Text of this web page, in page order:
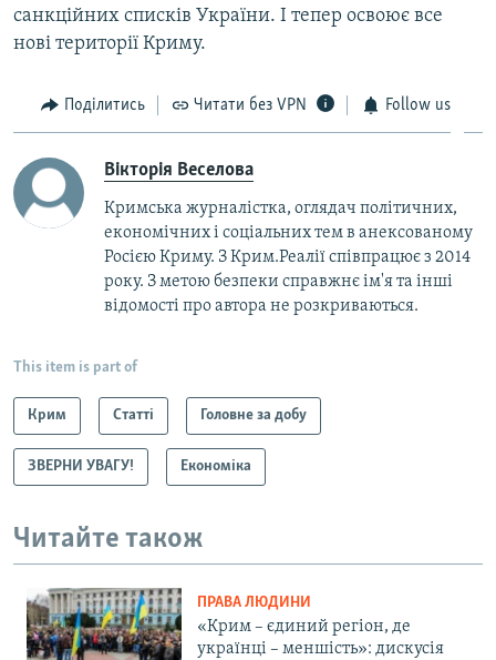
санкційних списків України. І тепер освоює все
нові території Криму.
Поділитись Читати без VPN Follow us
Вікторія Веселова
Кримська журналістка, оглядач політичних,
економічних і соціальних тем в анексованому
Росією Криму. З Крим.Реалії співпрацює з 2014
року. З метою безпеки справжнє ім'я та інші
відомості про автора не розкриваються.
This item is part of
Крим Статті Головне за добу
ЗВЕРНИ УВАГУ! Економіка
Читайте також
ПРАВА ЛЮДИНИ
«Крим – єдиний регіон, де
українці – меншість»: дискусія